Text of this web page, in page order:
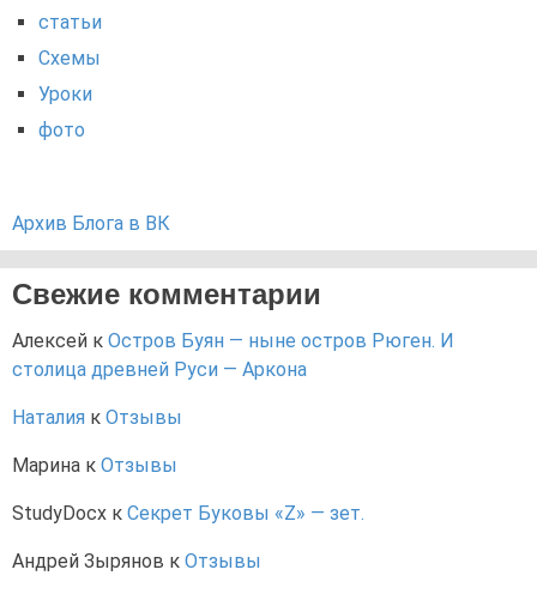
статьи
Схемы
Уроки
фото
Архив Блога в ВК
Свежие комментарии
Алексей к Остров Буян — ныне остров Рюген. И
столица древней Руси — Аркона
Наталия к Отзывы
Марина к Отзывы
StudyDocx к Секрет Буковы «Z» — зет.
Андрей Зырянов к Отзывы